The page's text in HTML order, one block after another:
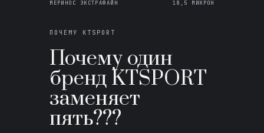
МЕРИНОС ЭКСТРАФАЙН 18,5 МИКРОН
ПОЧЕМУ KTSPORT
Почему один
бренд KTSPORT
заменяет
пять???